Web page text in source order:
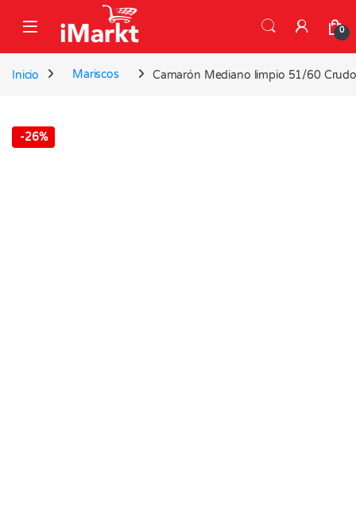
0
Inicio Mariscos Camarón Mediano limpio 51/60
-26%